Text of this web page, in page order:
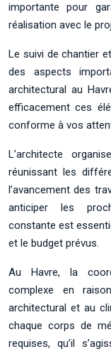
importante pour
réalisation avec le
Le suivi de chantier
des aspects
architectural au
efficacement ces
conforme à vos
L’architecte
réunissant les
l’avancement des
anticiper les
constante est
et le budget prévus.
Au Havre, la
complexe en
architectural et au
chaque corps de
requises, qu’il